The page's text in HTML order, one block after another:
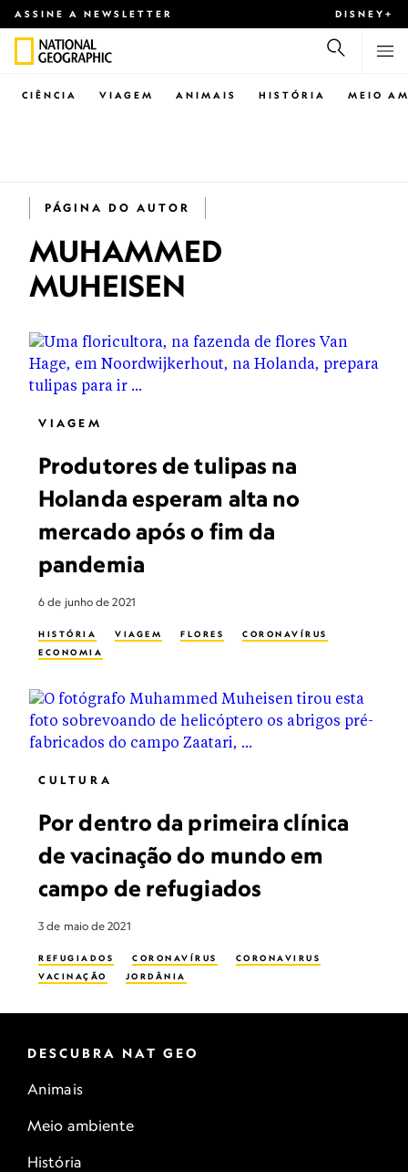
ASSINE A NEWSLETTER DISNEY+
CIÊNCIA VIAGEM ANIMAIS HISTÓRIA MEIO
PÁGINA DO AUTOR
MUHAMMED
MUHEISEN
VIAGEM
Produtores de tulipas na
Holanda esperam alta no
mercado após o fim da
pandemia
6 de junho de 2021
HISTÓRIA VIAGEM FLORES
CORONAVÍRUS
ECONOMIA
CULTURA
Por dentro da primeira clínica
de vacinação do mundo em
campo de refugiados
3 de maio de 2021
REFUGIADOS CORONAVÍRUS
CORONAVIRUS
VACINAÇÃO
JORDÂNIA
DESCUBRA NAT GEO
Animais
Meio ambiente
História